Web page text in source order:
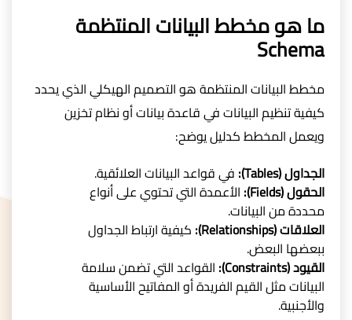
ما هو مخطط البيانات المنتظمة
Schema
مخطط البيانات المنتظمة هو التصميم الهيكلي الذي يحدد
كيفية تنظيم البيانات في قاعدة بيانات أو نظام تخزين
ويعمل المخطط كدليل يوضح:
الجداول (Tables):
في قواعد البيانات العلائقية.
الحقول (Fields):
الأعمدة التي تحتوي على أنواع
محددة من البيانات.
العلاقات (Relationships):
كيفية ارتباط الجداول
ببعضها البعض.
القيود (Constraints):
القواعد التي تضمن سلامة
البيانات مثل القيم الفريدة أو المفاتيح الأساسية
والأجنبية.